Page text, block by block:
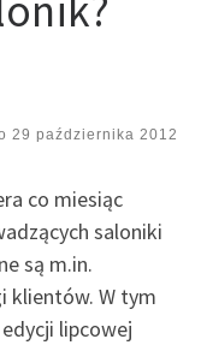
29 października 2012
co miesiąc
saloniki
są m.in.
klientów. W tym
lipcowej